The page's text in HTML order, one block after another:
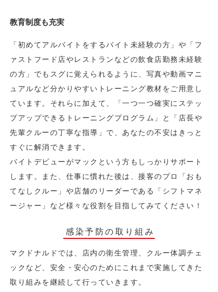
教育制度も充実
「初めてアルバイトをするバイト未経験の方」や「フ
ァストフード店やレストランなどの飲食店勤務未経験
の方」でもスグに覚えられるように、写真や動画マニ
ュアルなど分かりやすいトレーニング教材をご用意し
ています。それらに加えて、「一つ一つ確実にステッ
プアップできるトレーニングプログラム」と「店長や
先輩クルーの丁寧な指導」で、あなたの不安はきっと
すぐに解消できます。
バイトデビューがマックという方もしっかりサポート
します。また、仕事に慣れた後は、接客のプロ「おも
てなしクルー」や店舗のリーダーである「シフトマネ
ージャー」など様々な役割を目指してみてください！
感染予防の取り組み
マクドナルドでは、店内の衛生管理、クルー体調チェ
ックなど、安全・安心のためにこれまで実施してきた
取り組みを継続して行っていきます。